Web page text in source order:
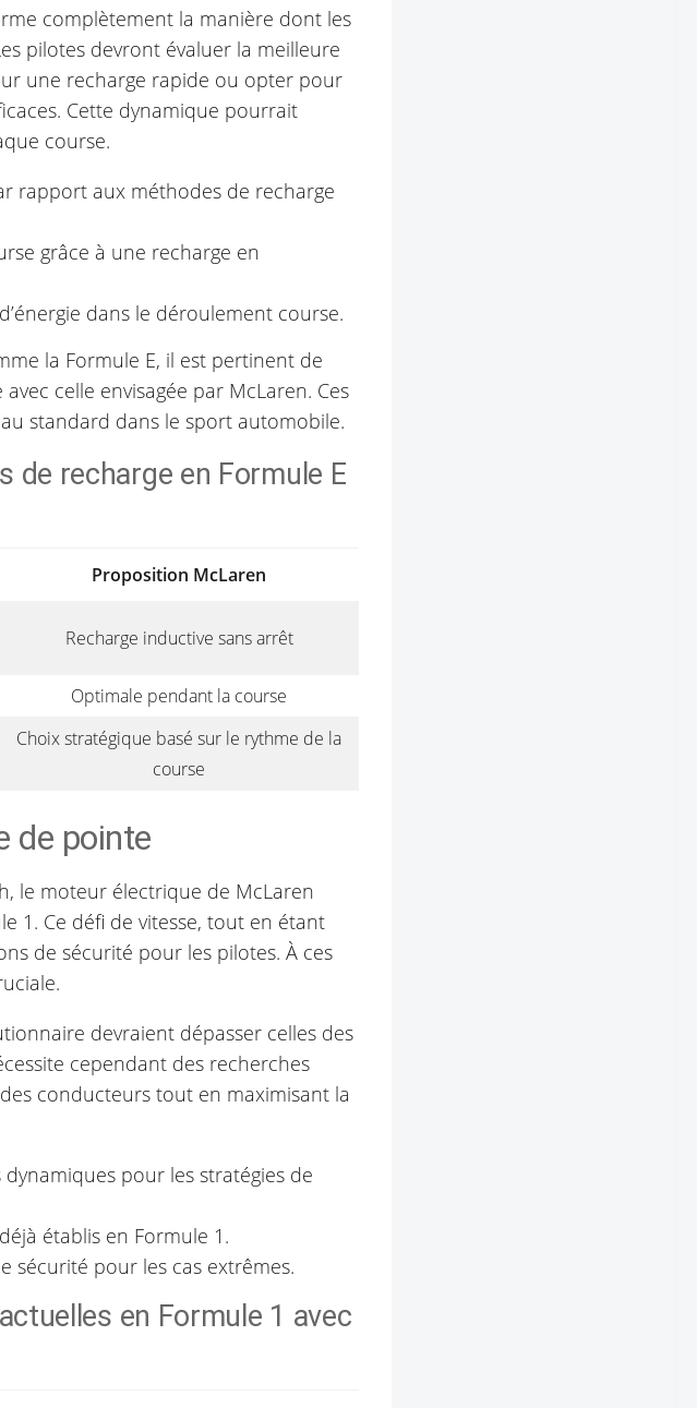
complètement la manière dont les
pilotes devront évaluer la meilleure
une recharge rapide ou opter pour
Cette dynamique pourrait
course.
rapport aux méthodes de recharge
grâce à une recharge en
dans le déroulement course.
la Formule E, il est pertinent de
celle envisagée par McLaren. Ces
standard dans le sport automobile.
de recharge en Formule E
Proposition McLaren
Recharge inductive sans arrêt
Optimale pendant la course
Choix stratégique basé sur le rythme de la
course
de pointe
le moteur électrique de McLaren
1. Ce défi de vitesse, tout en étant
de sécurité pour les pilotes. À ces
devraient dépasser celles des
cependant des recherches
conducteurs tout en maximisant la
pour les stratégies de
établis en Formule 1.
sécurité pour les cas extrêmes.
en Formule 1 avec